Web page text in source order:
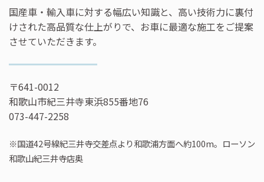
国産車・輸入車に対する幅広い知識と、高い技術力に裏付
けされた高品質な仕上がりで、お車に最適な施工をご提案
させていただきます。
〒641-0012
和歌山市紀三井寺東浜855番地76
073-447-2258
※国道42号線紀三井寺交差点より和歌浦方面へ約100m。ローソン
和歌山紀三井寺店奥